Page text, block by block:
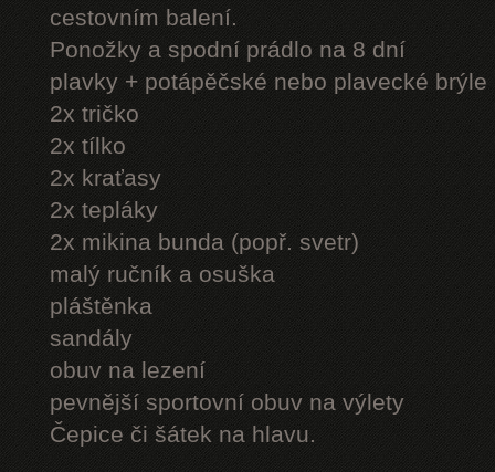
cestovním balení.
Ponožky a spodní prádlo na 8 dní
plavky + potápěčské nebo plavecké brýle
2x tričko
2x tílko
2x kraťasy
2x tepláky
2x mikina bunda (popř. svetr)
malý ručník a osuška
pláštěnka
sandály
obuv na lezení
pevnější sportovní obuv na výlety
Čepice či šátek na hlavu.